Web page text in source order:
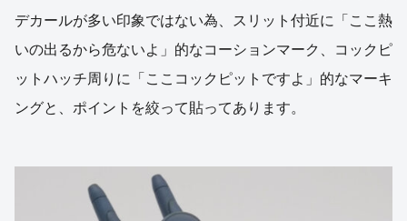
デカールが多い印象ではない為、スリット付近に「ここ熱
いの出るから危ないよ」的なコーションマーク、コックピ
ットハッチ周りに「ここコックピットですよ」的なマーキ
ングと、ポイントを絞って貼ってあります。